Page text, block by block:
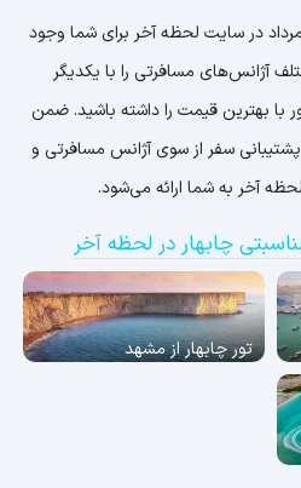
در سایت لحظه آخر برای شما وجود
آژانس‌های مسافرتی را با یکدیگر
با بهترین قیمت را داشته باشید. ضمن
سفر از سوی آژانس مسافرتی و
آخر به شما ارائه می‌شود.
چابهار در لحظه آخر
تور چابهار از مشهد